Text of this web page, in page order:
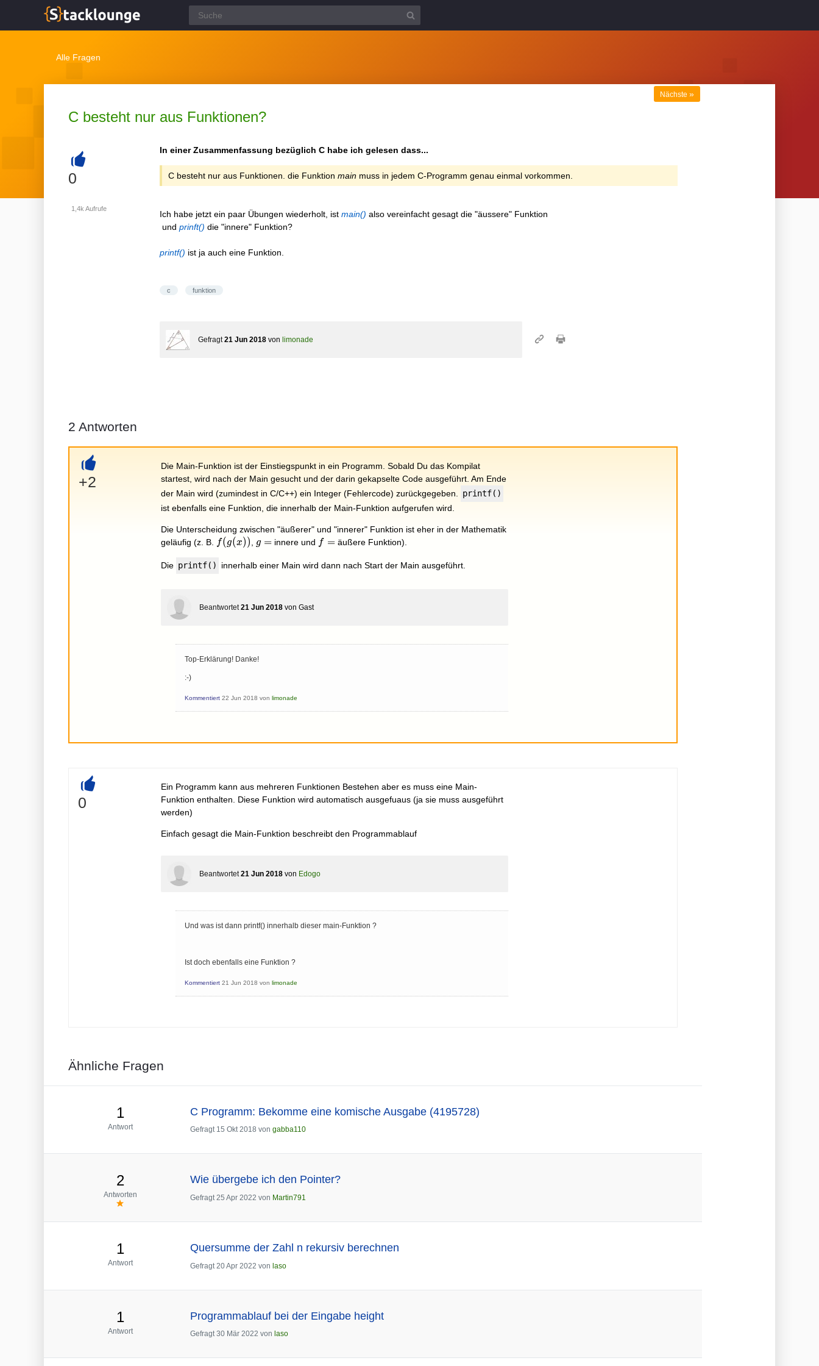
Alle Fragen
C besteht nur aus Funktionen?
Nächste »
+
0
1,4k Aufrufe
In einer Zusammenfassung bezüglich C habe ich gelesen dass...
C besteht nur aus Funktionen. die Funktion main muss in jedem C-Programm genau einmal vorkommen.
Ich habe jetzt ein paar Übungen wiederholt, ist main() also vereinfacht gesagt die "äussere" Funktion
und prinft() die "innere" Funktion?
printf() ist ja auch eine Funktion.
c funktion
Gefragt 21 Jun 2018 von limonade
2 Antworten
+
+2
Die Main-Funktion ist der Einstiegspunkt in ein Programm. Sobald Du das Kompilat
startest, wird nach der Main gesucht und der darin gekapselte Code ausgeführt. Am Ende
der Main wird (zumindest in C/C++) ein Integer (Fehlercode) zurückgegeben.
printf()
ist ebenfalls eine Funktion, die innerhalb der Main-Funktion aufgerufen wird.
Die Unterscheidung zwischen "äußerer" und "innerer" Funktion ist eher in der Mathematik
geläufig (z. B. f(g(x))
f(g(x) ) g=
g = innere und f=
f =äußere Funktion).
Die printf() innerhalb einer Main wird dann nach Start der Main ausgeführt.
Beantwortet 21 Jun 2018 vonGast
Top-Erklärung! Danke!
:-)
Kommentiert 22 Jun 2018 vonlimonade
+
0
Ein Programm kann aus mehreren Funktionen Bestehen aber es muss eine Main-
Funktion enthalten. Diese Funktion wird automatisch ausgefuaus (ja sie muss ausgeführt
werden)
Einfach gesagt die Main-Funktion beschreibt den Programmablauf
Beantwortet 21 Jun 2018 von Edogo
Und was ist dann printf() innerhalb dieser main-Funktion ?
Ist doch ebenfalls eine Funktion ?
Kommentiert 21 Jun 2018 von limonade
Ähnliche Fragen
1
Antwort
C Programm: Bekomme eine komische Ausgabe (4195728)
Gefragt 15 Okt 2018 von gabba110
2
Antworten
Wie übergebe ich den Pointer?
Gefragt 25 Apr 2022 von Martin791
1
Antwort
Quersumme der Zahl n rekursiv berechnen
Gefragt 20 Apr 2022 von laso
1
Antwort
Programmablauf bei der Eingabe height
Gefragt 30 Mär 2022 von laso